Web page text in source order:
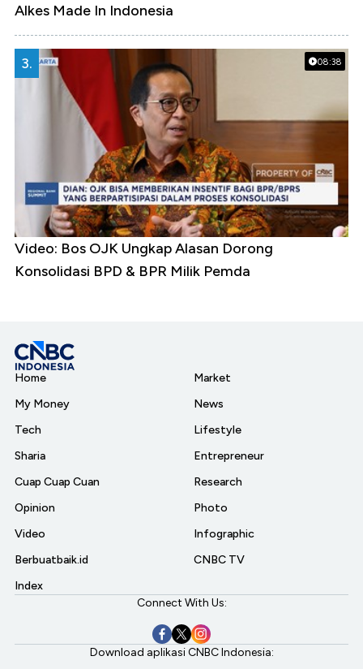
Alkes Made In Indonesia
08:38
3.
Video: Bos OJK Ungkap Alasan Dorong
Konsolidasi BPD & BPR Milik Pemda
Home
My Money
Tech
Sharia
Cuap Cuap Cuan
Opinion
Video
Berbuatbaik.id
Index
Market
News
Lifestyle
Entrepreneur
Research
Photo
Infographic
CNBC TV
Connect With Us:
Download aplikasi CNBC Indonesia: